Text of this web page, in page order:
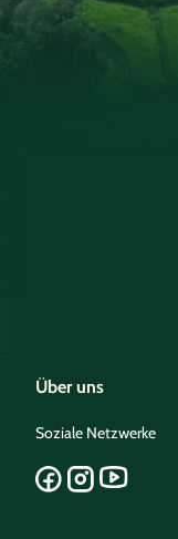
Über uns
Soziale Netzwerke